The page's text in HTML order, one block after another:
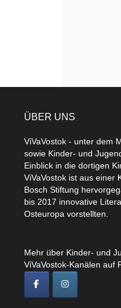
ÜBER UNS
ViVaVostok - unter dem
sowie Kinder- und
Einblick in die dortigen
ViVaVostok ist aus einer
Bosch Stiftung
bis 2017 innovative
Osteuropa vorstellten.
Mehr über Kinder- und
ViVaVostok-Kanälen auf